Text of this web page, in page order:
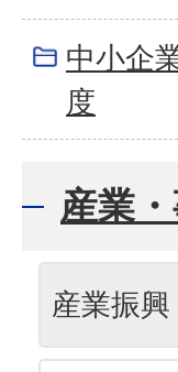
中小企
度
産業
産業振興